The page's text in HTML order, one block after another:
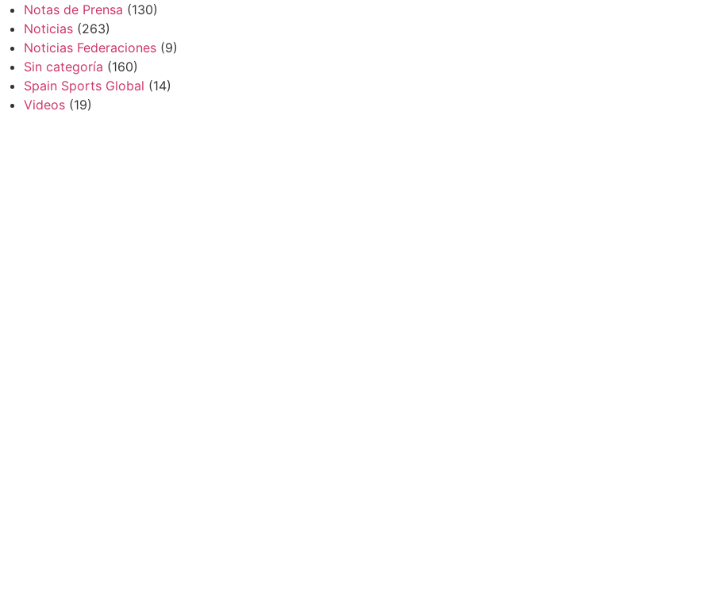
Notas de Prensa (130)
Noticias (263)
Noticias Federaciones (9)
Sin categoría (160)
Spain Sports Global (14)
Videos (19)